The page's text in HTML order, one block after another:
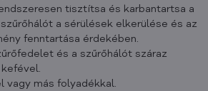
tisztítsa és karbantartsa a
a sérülések elkerülése és az
fenntartása érdekében.
és a szűrőhálót száraz
kefével.
vagy más folyadékkal.